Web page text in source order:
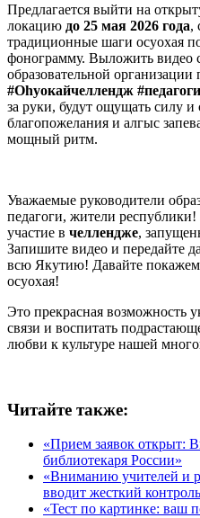
Предлагается выйти на
локацию до 25 мая 2026 года,
традиционные шаги осуохая
фонограмму. Выложить видео
образовательной
#Оһуокайчеллендж
за руки, будут ощущать силу и
благопожелания и алгыс
мощный ритм.
Уважаемые руководители
педагоги, жители
участие в челлендже,
Запишите видео и передайте
всю Якутию! Давайте
осуохая!
Это прекрасная возможность
связи и воспитать
любви к культуре нашей
Читайте также:
«Прием заявок открыт:
библиотекаря России»
«Вниманию учителей и
вводит жесткий
«Тест по картинке: ваш